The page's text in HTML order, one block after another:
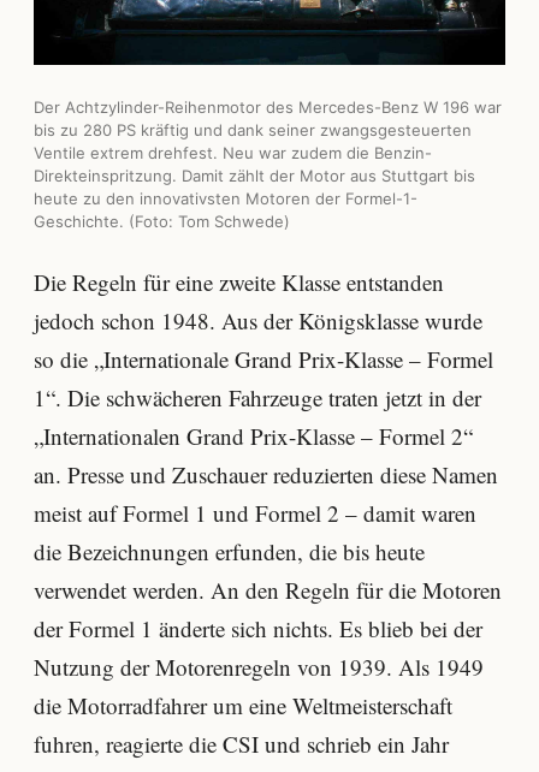
Der Achtzylinder-Reihenmotor des Mercedes-Benz W 196 war
bis zu 280 PS kräftig und dank seiner zwangsgesteuerten
Ventile extrem drehfest. Neu war zudem die Benzin-
Direkteinspritzung. Damit zählt der Motor aus Stuttgart bis
heute zu den innovativsten Motoren der Formel-1-
Geschichte. (Foto: Tom Schwede)
Die Regeln für eine zweite Klasse entstanden
jedoch schon 1948. Aus der Königsklasse wurde
so die „Internationale Grand Prix-Klasse – Formel
1“. Die schwächeren Fahrzeuge traten jetzt in der
„Internationalen Grand Prix-Klasse – Formel 2“
an. Presse und Zuschauer reduzierten diese Namen
meist auf Formel 1 und Formel 2 – damit waren
die Bezeichnungen erfunden, die bis heute
verwendet werden. An den Regeln für die Motoren
der Formel 1 änderte sich nichts. Es blieb bei der
Nutzung der Motorenregeln von 1939. Als 1949
die Motorradfahrer um eine Weltmeisterschaft
fuhren, reagierte die CSI und schrieb ein Jahr